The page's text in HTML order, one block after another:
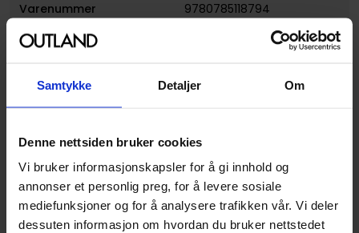
Samtykke Detaljer Om
Denne nettsiden bruker cookies
Vi bruker informasjonskapsler for å gi innhold og
annonser et personlig preg, for å levere sosiale
mediefunksjoner og for å analysere trafikken vår. Vi deler
dessuten informasjon om hvordan du bruker nettstedet
Varenummer
9780785118794
Vekt (Kg) :
Format
Paperback
Forfattere
Bill Mantlo
ogRoss Andru
Sjanger
Superhelt
Illustratør
Ross Andru